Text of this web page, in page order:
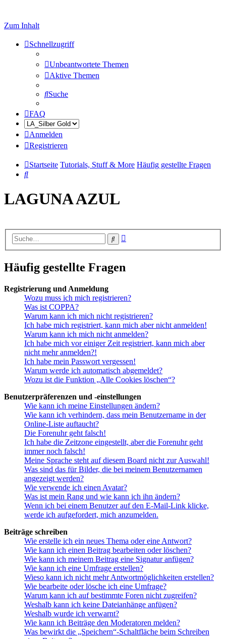
Zum Inhalt
Schnellzugriff
Unbeantwortete Themen
Aktive Themen
Suche
FAQ
Anmelden
Registrieren
Startseite Tutorials, Stuff & More Häufig gestellte Fragen
Suche
LAGUNA AZUL
Suche
Häufig gestellte Fragen
Registrierung und Anmeldung
Wozu muss ich mich registrieren?
Was ist COPPA?
Warum kann ich mich nicht registrieren?
Ich habe mich registriert, kann mich aber nicht anmelden!
Warum kann ich mich nicht anmelden?
Ich habe mich vor einiger Zeit registriert, kann mich aber
nicht mehr anmelden?!
Ich habe mein Passwort vergessen!
Warum werde ich automatisch abgemeldet?
Wozu ist die Funktion „Alle Cookies löschen“?
Benutzerpräferenzen und -einstellungen
Wie kann ich meine Einstellungen ändern?
Wie kann ich verhindern, dass mein Benutzername in der
Online-Liste auftaucht?
Die Forenuhr geht falsch!
Ich habe die Zeitzone eingestellt, aber die Forenuhr geht
immer noch falsch!
Meine Sprache steht auf diesem Board nicht zur Auswahl!
Was sind das für Bilder, die bei meinem Benutzernamen
angezeigt werden?
Wie verwende ich einen Avatar?
Was ist mein Rang und wie kann ich ihn ändern?
Wenn ich bei einem Benutzer auf den E-Mail-Link klicke,
werde ich aufgefordert, mich anzumelden.
Beiträge schreiben
Wie erstelle ich ein neues Thema oder eine Antwort?
Wie kann ich einen Beitrag bearbeiten oder löschen?
Wie kann ich meinem Beitrag eine Signatur anfügen?
Wie kann ich eine Umfrage erstellen?
Wieso kann ich nicht mehr Antwortmöglichkeiten erstellen?
Wie bearbeite oder lösche ich eine Umfrage?
Warum kann ich auf bestimmte Foren nicht zugreifen?
Weshalb kann ich keine Dateianhänge anfügen?
Weshalb wurde ich verwarnt?
Wie kann ich Beiträge den Moderatoren melden?
Was bewirkt die „Speichern“-Schaltfläche beim Schreiben